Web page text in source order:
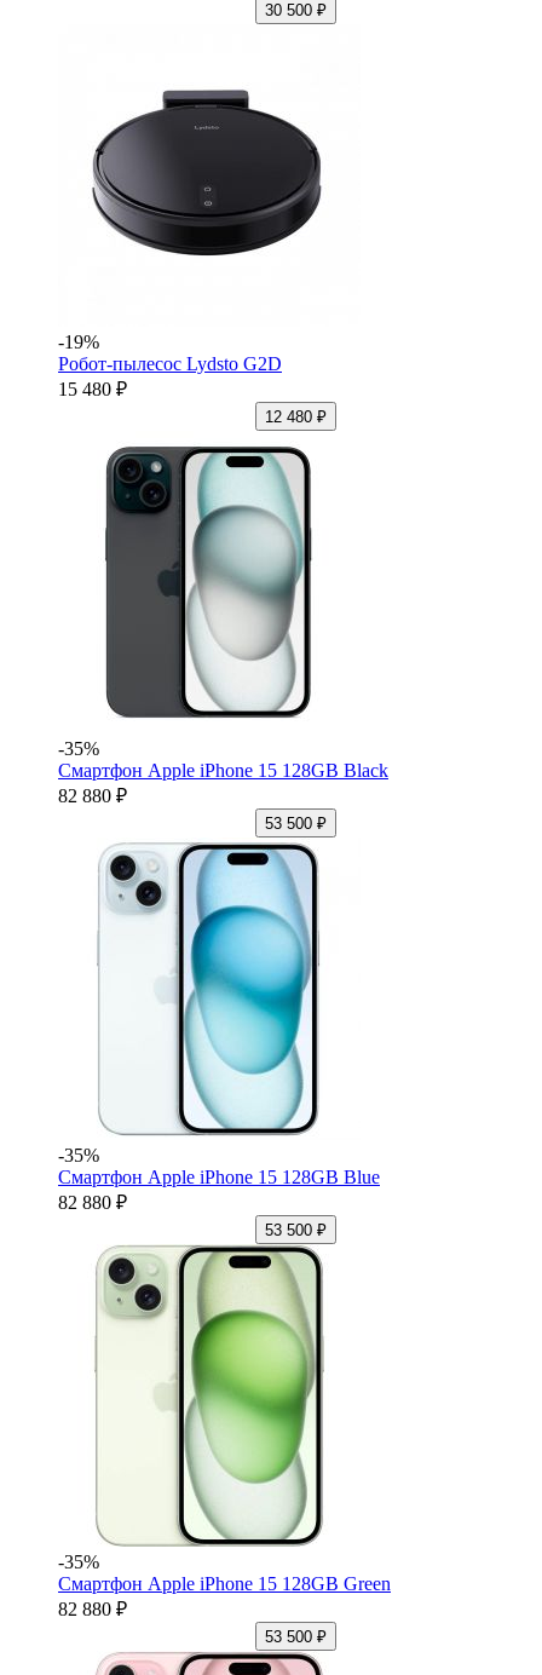
30 500 ₽
-19%
Робот-пылесос Lydsto G2D
15 480 ₽
12 480 ₽
-35%
Смартфон Apple iPhone 15 128GB Black
82 880 ₽
53 500 ₽
-35%
Смартфон Apple iPhone 15 128GB Blue
82 880 ₽
53 500 ₽
-35%
Смартфон Apple iPhone 15 128GB Green
82 880 ₽
53 500 ₽